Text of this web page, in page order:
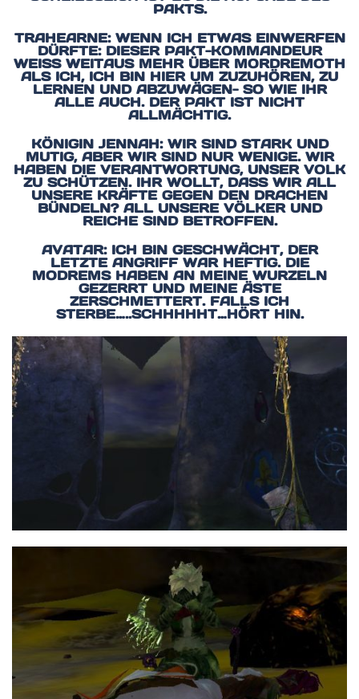
AKTS.
TRAHEARNE: WENN ICH ETWAS EINWERFEN
DÜRFTE: DIESER PAKT-KOMMANDEUR
WEISS WEITAUS MEHR ÜBER MORDREMOTH A
LS ICH, ICH BIN HIER UM ZUZUHÖREN, ZU L
ERNEN UND ABZUWÄGEN- SO WIE IHR A
LLE AUCH. DER PAKT IST NICHT A
LLMÄCHTIG.
KÖNIGIN JENNAH: WIR SIND STARK UND
MUTIG, ABER WIR SIND NUR WENIGE. WIR
HABEN DIE VERANTWORTUNG, UNSER VOLK
ZU SCHÜTZEN. IHR WOLLT, DASS WIR ALL
UNSERE KRÄFTE GEGEN DEN DRACHEN
BÜNDELN? ALL UNSERE VÖLKER UND
REICHE SIND BETROFFEN.
AVATAR: ICH BIN GESCHWÄCHT, DER
LETZTE ANGRIFF WAR HEFTIG. DIE
MODREMS HABEN AN MEINE WURZELN
GEZERRT UND MEINE ÄSTE
ZERSCHMETTERT. FALLS ICH
STERBE…..SCHHHHHT…HÖRT HIN.